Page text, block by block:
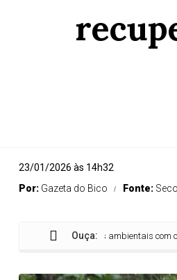
23/01/2026 às 14h32
Por: Gazeta do Bico Fonte:
Ouça:
fortalece ações ambientais com curso de